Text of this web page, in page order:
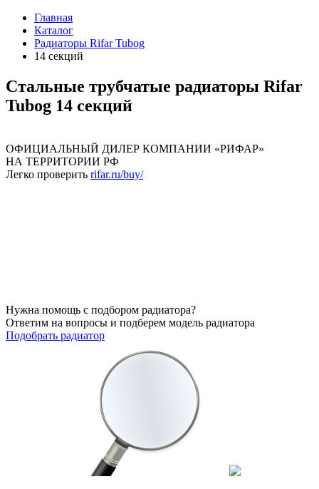
Главная
Каталог
Радиаторы Rifar Tubog
14 секций
Стальные трубчатые радиаторы Rifar
Tubog 14 секций
ОФИЦИАЛЬНЫЙ ДИЛЕР КОМПАНИИ «РИФАР»
НА ТЕРРИТОРИИ РФ
Легко проверить rifar.ru/buy/
Нужна помощь с подбором радиатора?
Ответим на вопросы и подберем модель радиатора
Подобрать радиатор